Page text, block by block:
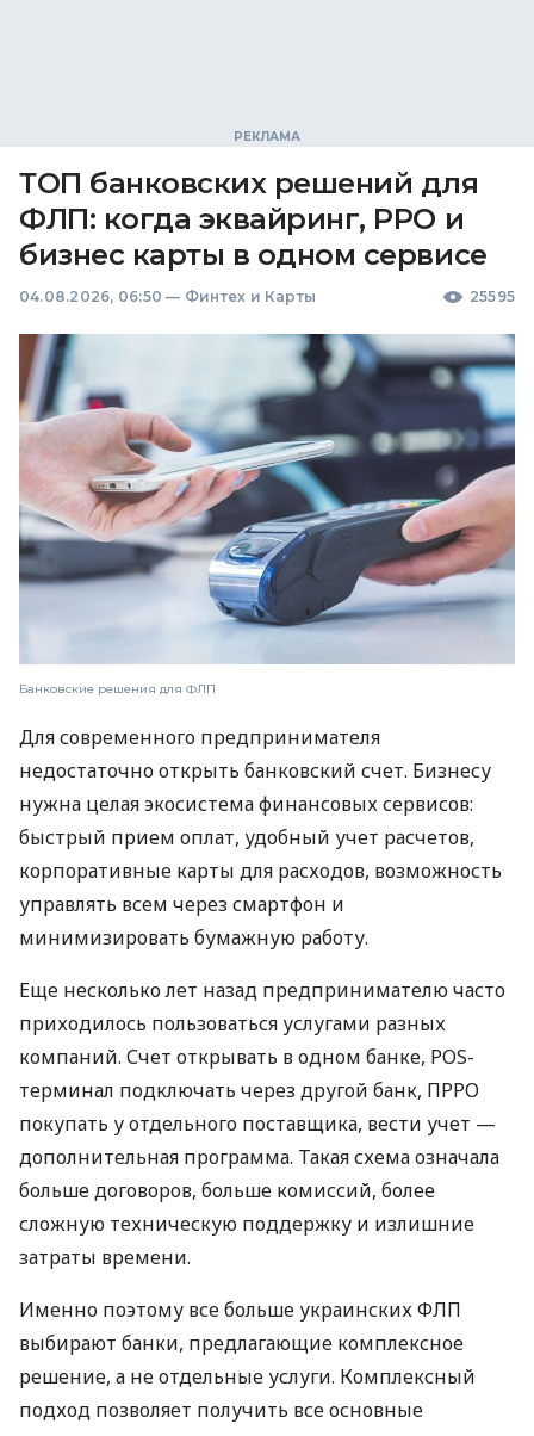
ТОП банковских решений для
ФЛП: когда эквайринг, РРО и
бизнес карты в одном сервисе
04.08.2026, 06:50 — Финтех и Карты 25595
Банковские решения для ФЛП
Для современного предпринимателя
недостаточно открыть банковский счет. Бизнесу
нужна целая экосистема финансовых сервисов:
быстрый прием оплат, удобный учет расчетов,
корпоративные карты для расходов, возможность
управлять всем через смартфон и
минимизировать бумажную работу.
Еще несколько лет назад предпринимателю часто
приходилось пользоваться услугами разных
компаний. Счет открывать в одном банке, POS-
терминал подключать через другой банк, ПРРО
покупать у отдельного поставщика, вести учет —
дополнительная программа. Такая схема означала
больше договоров, больше комиссий, более
сложную техническую поддержку и излишние
затраты времени.
Именно поэтому все больше украинских ФЛП
выбирают банки, предлагающие комплексное
решение, а не отдельные услуги. Комплексный
подход позволяет получить все основные